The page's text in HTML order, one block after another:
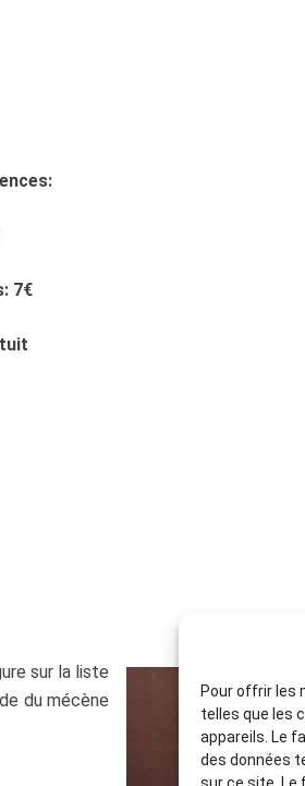
Pour offrir les
telles que les
appareils. Le
des données
7€
sur la liste
du mécène